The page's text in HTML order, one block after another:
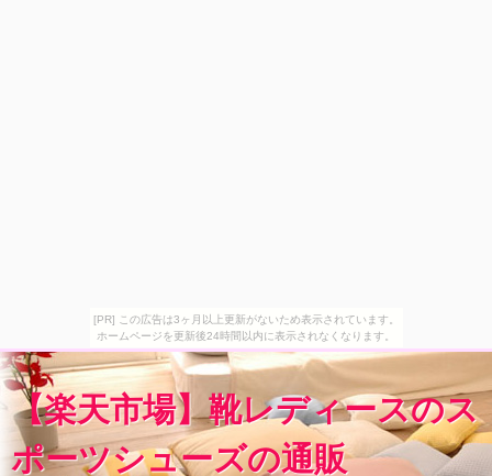
[PR] この広告は3ヶ月以上更新がないため表示されています。
ホームページを更新後24時間以内に表示されなくなります。
【楽天市場】靴レディースのス
ポーツシューズの通販